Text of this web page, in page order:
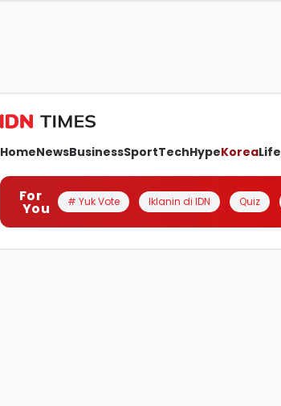
HomeNewsBusinessSportTechHypeKoreaLife
For
You # Yuk Vote Iklanin di IDN Quiz